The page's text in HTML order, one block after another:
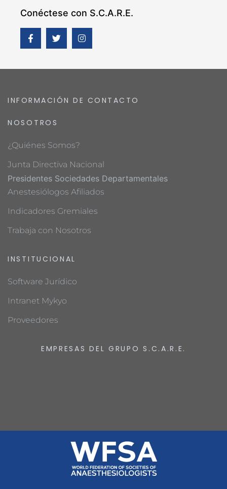
Conéctese con S.C.A.R.E.
INFORMACIÓN DE CONTACTO
NOSOTROS
¿Quiénes Somos?
Junta Directiva Nacional
Presidentes Sociedades Departamentales
Anestesiólogos Afiliados
Indicadores Gremiales
Trabaja con Nosotros
INSTITUCIONAL
Software Jurídico
Intranet Mykyo
Proveedores
EMPRESAS DEL GRUPO S.C.A.R.E.